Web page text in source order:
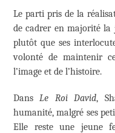
Le parti pris de la
de cadrer en majorité la
plutôt que ses
volonté de maintenir
l’image et de l’histoire.
DansLe Roi David,
humanité, malgré ses
Elle reste une jeune